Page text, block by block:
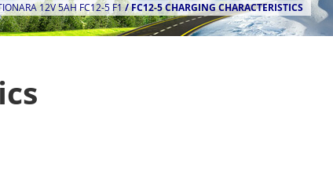
12V 5AH FC12-5 F1/FC12-5 CHARGING CHARACTERISTICS